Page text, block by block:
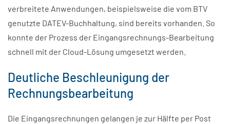
verbreitete Anwendungen, beispielsweise die vom BTV
genutzte DATEV-Buchhaltung, sind bereits vorhanden. So
konnte der Prozess der Eingangsrechnungs-Bearbeitung
schnell mit der Cloud-Lösung umgesetzt werden.
Deutliche Beschleunigung der
Rechnungsbearbeitung
Die Eingangsrechnungen gelangen je zur Hälfte per Post